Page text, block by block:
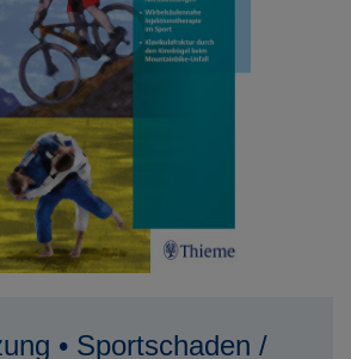
• Sportschaden /